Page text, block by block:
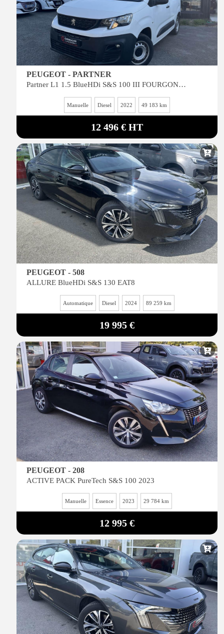
PEUGEOT - PARTNER
Partner L1 1.5 BlueHDi S&S 100 III FOURGON Premium
Manuelle Diesel 2022 49 183 km
12 496 € HT
PEUGEOT - 508
ALLURE BlueHDi S&S 130 EAT8
Automatique Diesel 2024 89 259 km
19 995 €
PEUGEOT - 208
ACTIVE PACK PureTech S&S 100 2023
Manuelle Essence 2023 29 784 km
12 995 €